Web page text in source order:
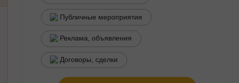
Публичные мероприятия
Реклама, объявления
Договоры, сделки